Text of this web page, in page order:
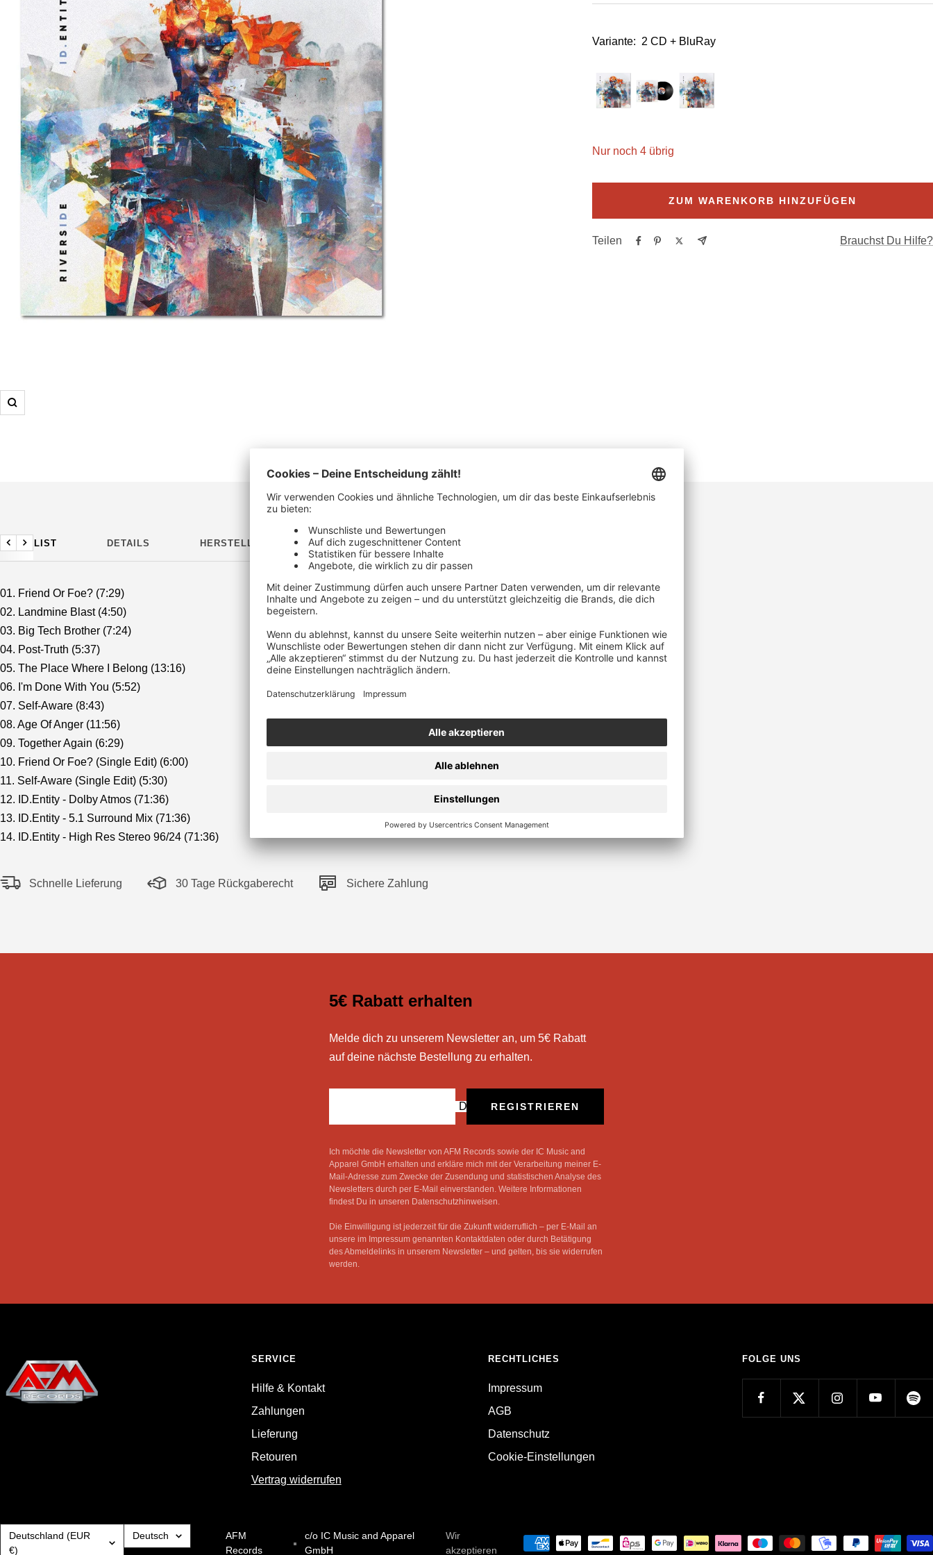
Zoom
Variante: 2 CD + BluRay
Nur noch 4 übrig
ZUM WARENKORB HINZUFÜGEN
Teilen Brauchst Du Hilfe?
TRACKLIST DETAILS HERSTELLERDETAILS
ZurückWeiter
01. Friend Or Foe? (7:29)
02. Landmine Blast (4:50)
03. Big Tech Brother (7:24)
04. Post-Truth (5:37)
05. The Place Where I Belong (13:16)
06. I'm Done With You (5:52)
07. Self-Aware (8:43)
08. Age Of Anger (11:56)
09. Together Again (6:29)
10. Friend Or Foe? (Single Edit) (6:00)
11. Self-Aware (Single Edit) (5:30)
12. ID.Entity - Dolby Atmos (71:36)
13. ID.Entity - 5.1 Surround Mix (71:36)
14. ID.Entity - High Res Stereo 96/24 (71:36)
Schnelle Lieferung 30 Tage Rückgaberecht Sichere Zahlung
5€ Rabatt erhalten
Melde dich zu unserem Newsletter an, um 5€ Rabatt
auf deine nächste Bestellung zu erhalten.
Deine E-MailREGISTRIEREN
Ich möchte die Newsletter von AFM Records sowie der IC Music and
Apparel GmbH erhalten und erkläre mich mit der Verarbeitung meiner E-
Mail-Adresse zum Zwecke der Zusendung und statistischen Analyse des
Newsletters durch per E-Mail einverstanden. Weitere Informationen
findest Du in unseren Datenschutzhinweisen.
Die Einwilligung ist jederzeit für die Zukunft widerruflich – per E-Mail an
unsere im Impressum genannten Kontaktdaten oder durch Betätigung
des Abmeldelinks in unserem Newsletter – und gelten, bis sie widerrufen
werden.
SERVICE
Hilfe & Kontakt
Zahlungen
Lieferung
Retouren
Vertrag widerrufen
RECHTLICHES
Impressum
AGB
Datenschutz
Cookie-Einstellungen
FOLGE UNS
Land/Region
Deutschland (EUR
€)
Sprache
Deutsch
AFM
Records
c/o IC Music and Apparel
GmbH
Wir
akzeptieren